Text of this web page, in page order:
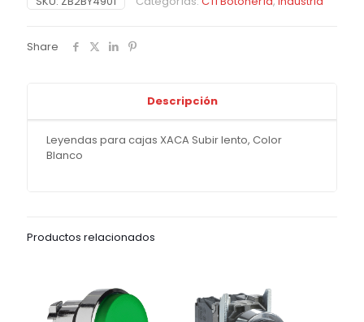
Share
Descripción
Leyendas para cajas XACA Subir lento, Color
Blanco
Productos relacionados